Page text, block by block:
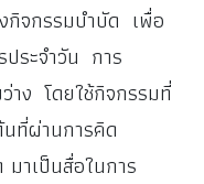
กิจกรรมบำบัด เพื่อ
ระจำวัน การ
าง โดยใช้กิจกรรมที่
ที่ผ่านการคิด
าเป็นสื่อในการ